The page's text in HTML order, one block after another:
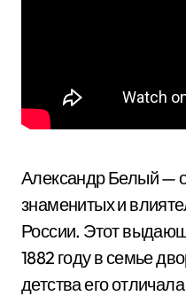
Александр Белый —
знаменитых и
России. Этот
1882 году в семье
детства его